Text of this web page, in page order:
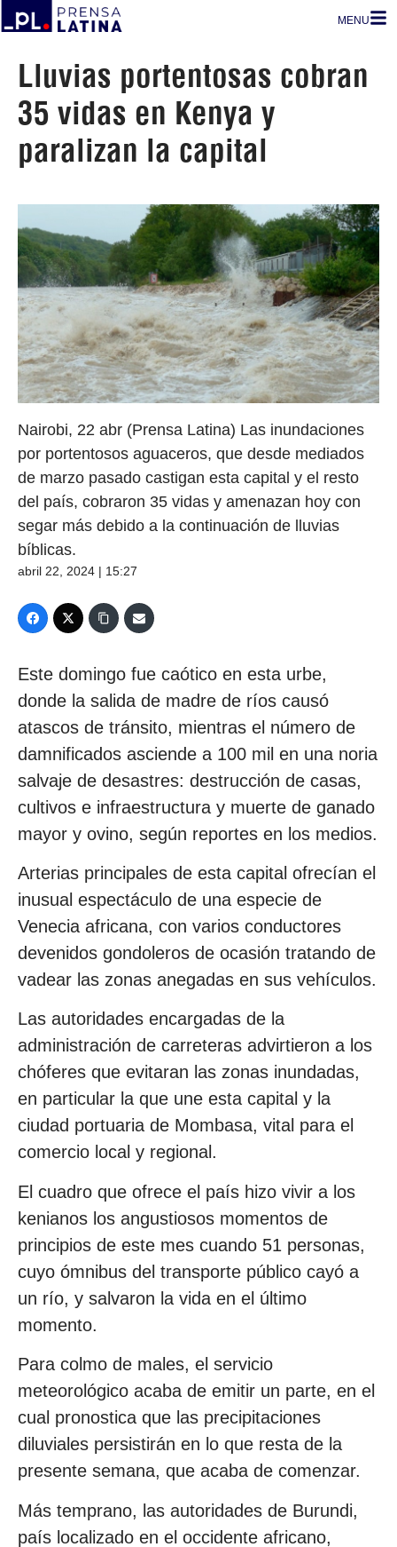
MENU
Lluvias portentosas cobran
35 vidas en Kenya y
paralizan la capital
Nairobi, 22 abr (Prensa Latina) Las inundaciones
por portentosos aguaceros, que desde mediados
de marzo pasado castigan esta capital y el resto
del país, cobraron 35 vidas y amenazan hoy con
segar más debido a la continuación de lluvias
bíblicas.
abril 22, 2024 | 15:27
Este domingo fue caótico en esta urbe,
donde la salida de madre de ríos causó
atascos de tránsito, mientras el número de
damnificados asciende a 100 mil en una noria
salvaje de desastres: destrucción de casas,
cultivos e infraestructura y muerte de ganado
mayor y ovino, según reportes en los medios.
Arterias principales de esta capital ofrecían el
inusual espectáculo de una especie de
Venecia africana, con varios conductores
devenidos gondoleros de ocasión tratando de
vadear las zonas anegadas en sus vehículos.
Las autoridades encargadas de la
administración de carreteras advirtieron a los
chóferes que evitaran las zonas inundadas,
en particular la que une esta capital y la
ciudad portuaria de Mombasa, vital para el
comercio local y regional.
El cuadro que ofrece el país hizo vivir a los
kenianos los angustiosos momentos de
principios de este mes cuando 51 personas,
cuyo ómnibus del transporte público cayó a
un río, y salvaron la vida en el último
momento.
Para colmo de males, el servicio
meteorológico acaba de emitir un parte, en el
cual pronostica que las precipitaciones
diluviales persistirán en lo que resta de la
presente semana, que acaba de comenzar.
Más temprano, las autoridades de Burundi,
país localizado en el occidente africano,